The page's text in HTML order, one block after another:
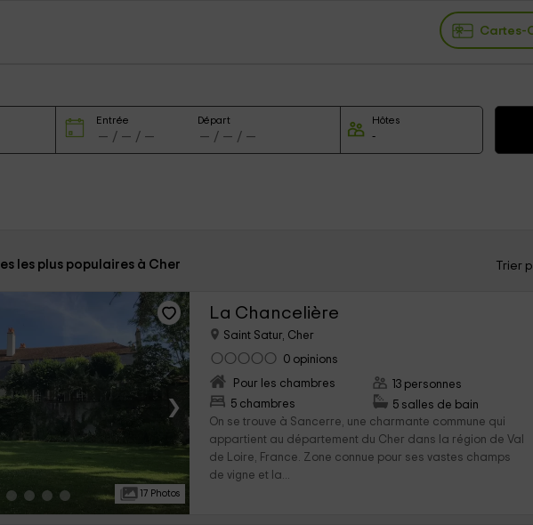
Cartes-
Entrée Départ Hôtes
les plus populaires à Cher Trier
›
17 Photos
La Chancelière
Saint Satur, Cher
0 opinions
Pour les chambres
5 chambres
13 personnes
5 salles de bain
On se trouve à Sancerre, une charmante commune qui
appartient au département du Cher dans la région de Val
de Loire, France. Zone connue pour ses vastes champs
de vigne et la...